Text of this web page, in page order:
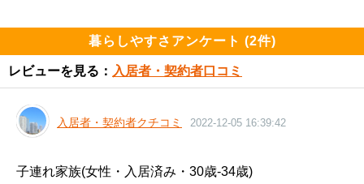
暮らしやすさアンケート (2件)
レビューを見る： 入居者・契約者口コミ
入居者・契約者クチコミ 2022-12-05 16:39:42
子連れ家族(女性・入居済み・30歳-34歳)